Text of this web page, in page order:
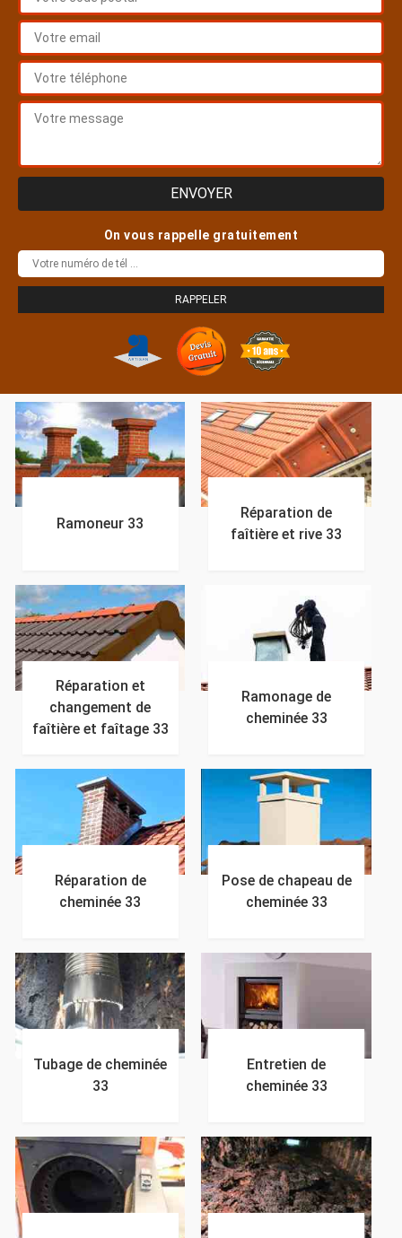
On vous rappelle gratuitement
Ramoneur 33
Réparation de
faîtière et rive 33
Réparation et
changement de
faîtière et faîtage 33
Ramonage de
cheminée 33
Réparation de
cheminée 33
Pose de chapeau de
cheminée 33
Tubage de cheminée
33
Entretien de
cheminée 33